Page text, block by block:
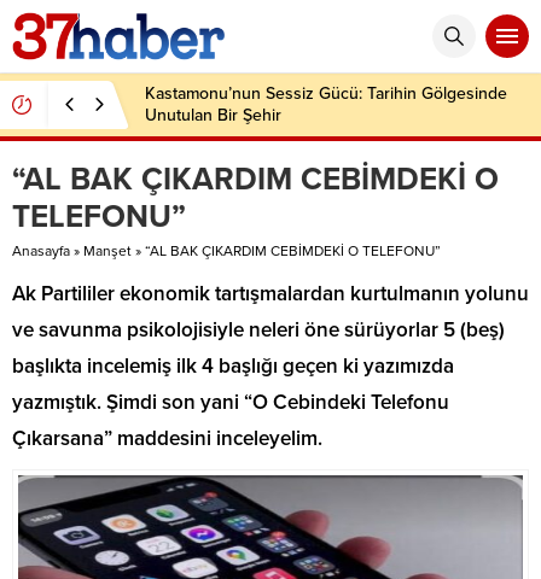
Kastamonu’nun Sessiz Gücü: Tarihin Gölgesinde
Unutulan Bir Şehir
“AL BAK ÇIKARDIM CEBİMDEKİ O
TELEFONU”
Anasayfa » Manşet » “AL BAK ÇIKARDIM CEBİMDEKİ O TELEFONU”
Ak Partililer ekonomik tartışmalardan kurtulmanın yolunu
ve savunma psikolojisiyle neleri öne sürüyorlar 5 (beş)
başlıkta incelemiş ilk 4 başlığı geçen ki yazımızda
yazmıştık. Şimdi son yani “O Cebindeki Telefonu
Çıkarsana” maddesini inceleyelim.